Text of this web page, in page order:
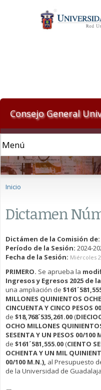
Consejo General
Inicio
Dictamen
Dictámen de la Comisión de:
Período de la Sesión: 2024-
Fecha de la Sesión: Miércoles
PRIMERO. Se aprueba la
Ingresos y Egresos 2025 de
una ampliación de
MILLONES QUINIENTOS
CINCUENTA Y CINCO PESOS
de $18,768´535,261.00 (
OCHO MILLONES
SESENTA Y UN PESOS 00/100
de $161´581,555.00 (CIENTO
OCHENTA Y UN MIL
00/100 M.N.), al Presupuesto
de la Universidad de